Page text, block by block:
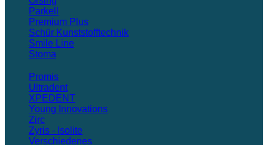
Parkell
Premium Plus
Schür Kunststofftechnik
Smile Line
Stoma
Promis
Ultradent
XPEDENT
Young Innovations
Zirc
Zyris - Isolite
Verschiedenes